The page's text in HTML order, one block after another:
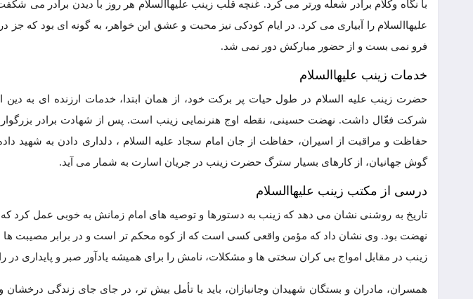
با نگاه وکلام برادر شعله ورتر می کرد. غنچه قلب زینب علیهاالسلام هر روز با دیدن برادر می
علیهاالسلام را آبیاری می کرد. در ایام کودکی نیز محبت و عشق این خواهر، به گونه ای بود که جز
فرو نمی بست و از حضور مبارکش دور نمی شد.
خدمات زینب علیهاالسلام
حضرت زینب علیه السلام در طول حیات پر برکت خود، از همان ابتدا، خدمات ارزنده ای به
شرکت فعّال داشت. نهضت حسینی، نقطه اوج هنرنمایی زینب است. پس از شهادت برادر
حفاظت و مراقبت از اسیران، حفاظت از جان امام سجاد علیه السلام ، دلداری دادن به شهید داده
گوش جهانیان، از کارهای بسیار سترگ حضرت زینب در جریان اسارت به شمار می آید.
درسی از مکتب زینب علیهاالسلام
تاریخ به روشنی نشان می دهد که زینب به دستورها و توصیه های امام زمانش به خوبی عمل کرد
نهضت بود. وی نشان داد که مؤمن واقعی کسی است که از کوه محکم تر است و در برابر مصیبت ها
زینب در مقابل امواج بی کران سختی ها و مشکلات، نامش را برای همیشه یادآور صبر و پایداری در
همسران، مادران و بستگان شهیدان وجانبازان، باید با تأمل بیش تر، در جای جای زندگی